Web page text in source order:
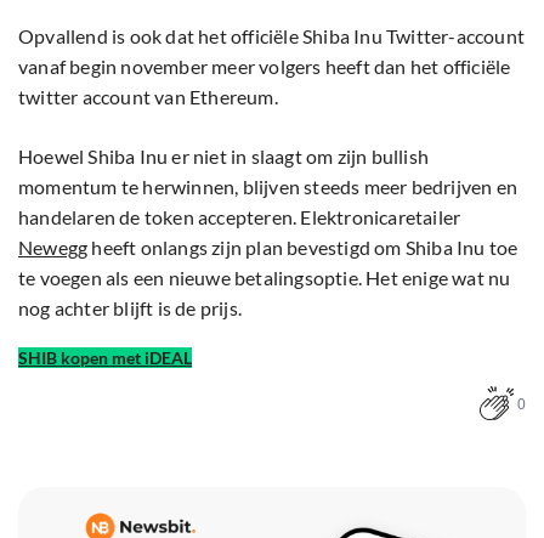
Opvallend is ook dat het officiële Shiba Inu Twitter-account
vanaf begin november meer volgers heeft dan het officiële
twitter account van Ethereum.
Hoewel Shiba Inu er niet in slaagt om zijn bullish
momentum te herwinnen, blijven steeds meer bedrijven en
handelaren de token accepteren. Elektronicaretailer
Newegg heeft onlangs zijn plan bevestigd om Shiba Inu toe
te voegen als een nieuwe betalingsoptie. Het enige wat nu
nog achter blijft is de prijs.
SHIB kopen met iDEAL
0